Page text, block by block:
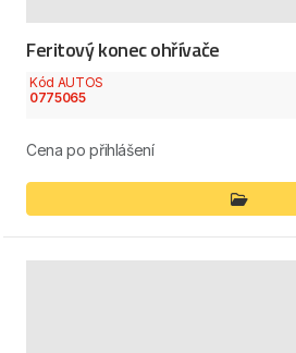
Feritový konec ohřívače
Kód AUTOS
0775065
Cena po přihlášení